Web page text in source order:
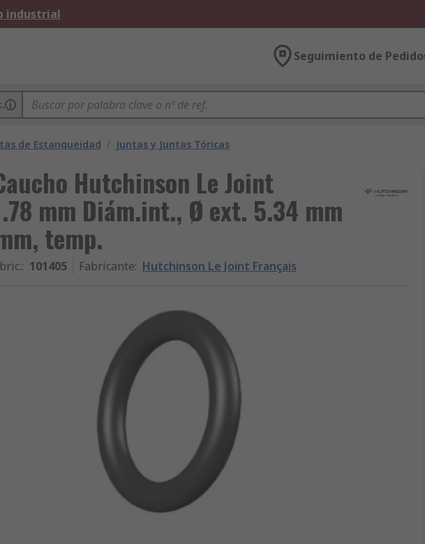
industrial
Seguimiento de
de Estanqueidad / Juntas y Juntas Tóricas
Hutchinson Le Joint
mm Diám.int., Ø ext. 5.34 mm
temp.
: 101405 Fabricante: Hutchinson Le Joint Français